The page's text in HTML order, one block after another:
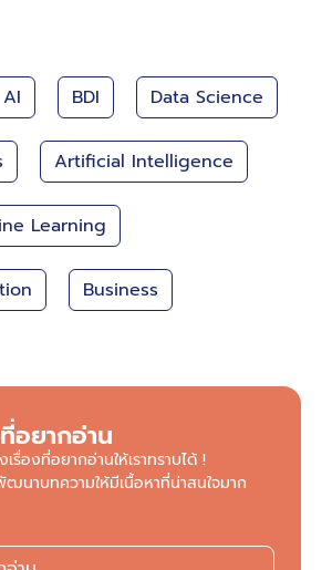
AI BDI Data Science
Artificial Intelligence
Learning
Business
อยากอ่าน
รื่องที่อยากอ่านให้เราทราบได้ !
พัฒนาบทความให้มีเนื้อหาที่น่าสนใจมาก